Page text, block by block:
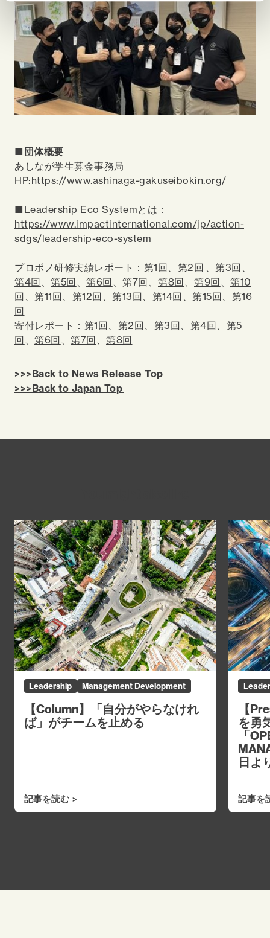
■団体概要
あしなが学生募金事務局
HP:https://www.ashinaga-gakuseibokin.org/
■Leadership Eco Systemとは：
https://www.impactinternational.com/jp/action-
sdgs/leadership-eco-system
プロボノ研修実績レポート： 第1回 第2回 第3回
第4回
第5回 第6回 、第7回、 第8回 第9回
第10
回
第11回 第12回 第13回 第14回 第15回
第16
回
寄付レポート： 第1回 第2回 第3回 第4回
第5
回
第6回 第7回 第8回
>>>Back to News Release Top
>>>Back to Japan Top
Leadership Management Development
【Column】「自分がやらなけれ
ば」がチームを止める
記事を読む
【
を勇
「
日よ
記事を